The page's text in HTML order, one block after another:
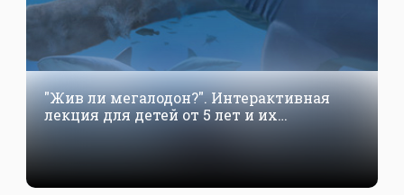
"Жив ли мегалодон?". Интерактивная
лекция для детей от 5 лет и их